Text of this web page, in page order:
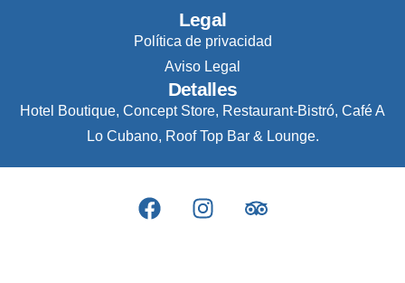
Legal
Política de privacidad
Aviso Legal
Detalles
Hotel Boutique, Concept Store, Restaurant-Bistró, Café A
Lo Cubano, Roof Top Bar & Lounge.